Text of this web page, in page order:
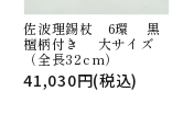
佐波理錫杖 6環 黒
檀柄付き 大サイズ
（全長32cm）
41,030円(税込)